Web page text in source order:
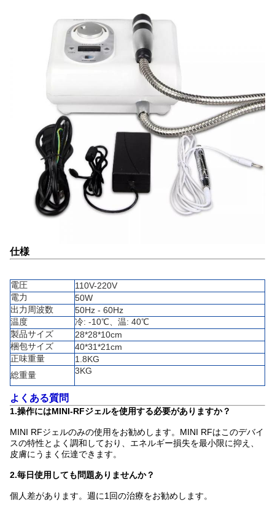
仕様
電圧
110V-220V
電力
50W
出力周波数
50Hz - 60Hz
温度
冷: -10℃、温: 40℃
製品サイズ
28*28*10cm
梱包サイズ
40*31*21cm
正味重量
1.8KG
総重量
3KG
よくある質問
1.操作にはMINI-RFジェルを使用する必要がありますか？
MINI RFジェルのみの使用をお勧めします。MINI RFはこのデバイ
スの特性とよく調和しており、エネルギー損失を最小限に抑え、
皮膚にうまく伝達できます。
2.毎日使用しても問題ありませんか？
個人差があります。週に1回の治療をお勧めします。